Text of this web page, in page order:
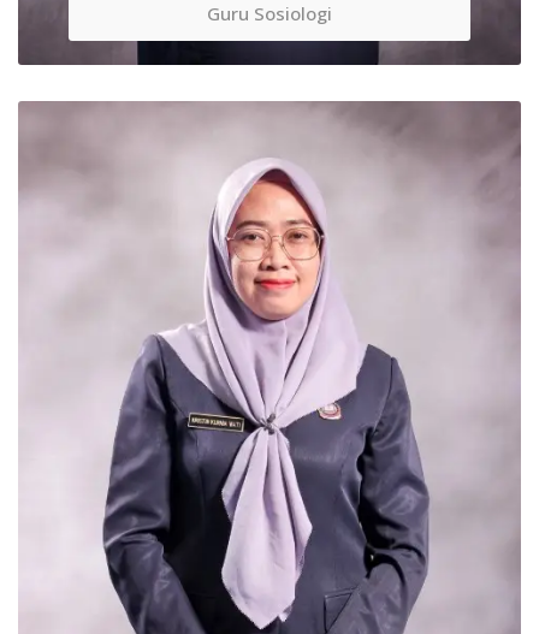
Guru Sosiologi